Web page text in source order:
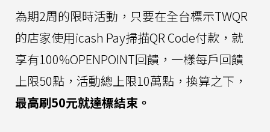
為期2周的限時活動，只要在全台標示TWQR
的店家使用icash Pay掃描QR Code付款，就
享有100%OPENPOINT回饋，一樣每戶回饋
上限50點，活動總上限10萬點，換算之下，
最高刷50元就達標結束。